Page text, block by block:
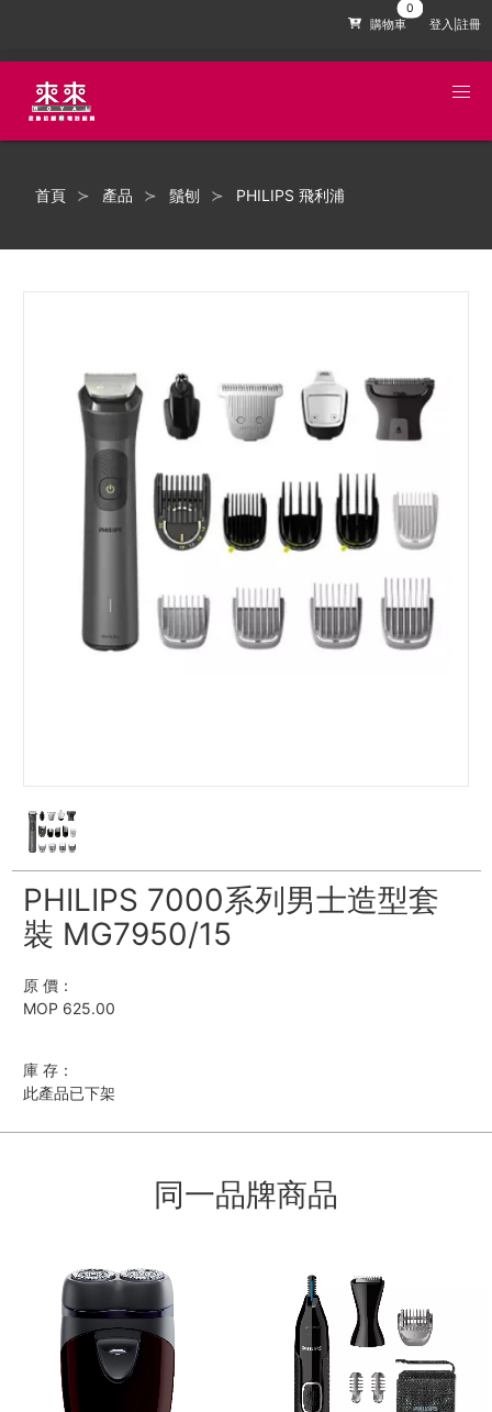
購物車 登入|註冊
首頁 產品 鬚刨 PHILIPS 飛利浦
PHILIPS 7000系列男士造型套
裝 MG7950/15
原 價：
MOP 625.00
庫 存：
此產品已下架
同一品牌商品